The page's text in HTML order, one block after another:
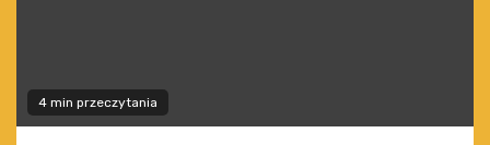
4 min przeczytania